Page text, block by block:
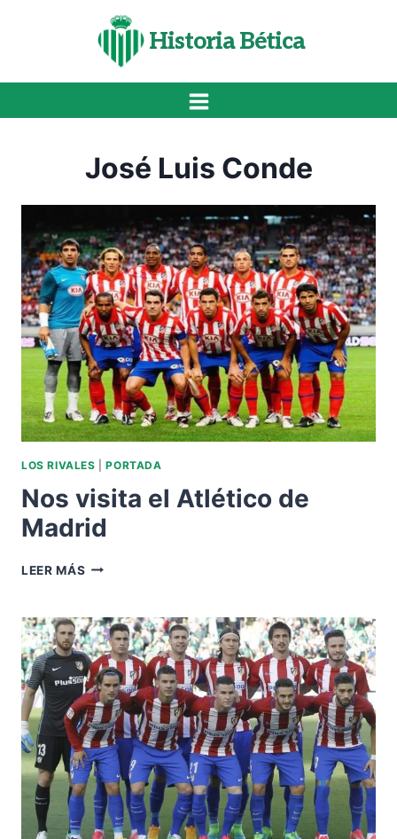
Historia Bética
José Luis Conde
LOS RIVALES |PORTADA
Nos visita el Atlético de
Madrid
LEER MÁS NOS
ATLÉTICO
DE
MADRID